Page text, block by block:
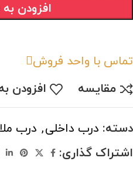
افزودن
تماس با واحد فروش
مقایسه
افزودن
دسته: درب داخلی, درب
اشتراک گذاری: